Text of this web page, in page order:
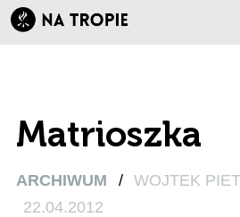
Matrioszka
ARCHIWUM / WOJTEK
22.04.2012